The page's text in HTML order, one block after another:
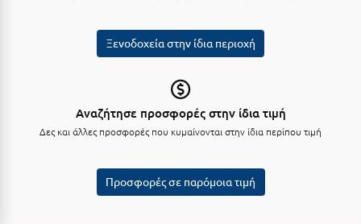
Ξενοδοχεία στην ίδια περιοχή
Αναζήτησε προσφορές στην ίδια τιμή
Δες και άλλες προσφορές που κυμαίνονται στην ίδια περίπου τιμή
Προσφορές σε παρόμοια τιμή